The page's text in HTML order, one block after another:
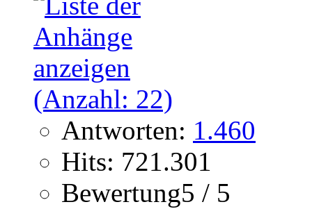
Antworten: 1.460
Hits: 721.301
Bewertung5 / 5